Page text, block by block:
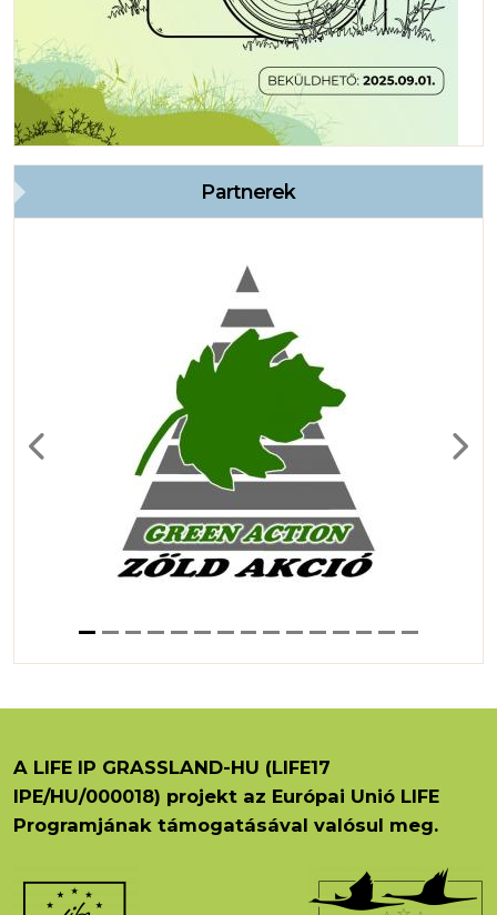
Partnerek
Previous Next
A LIFE IP GRASSLAND-HU (LIFE17
IPE/HU/000018) projekt az Európai Unió LIFE
Programjának támogatásával valósul meg.